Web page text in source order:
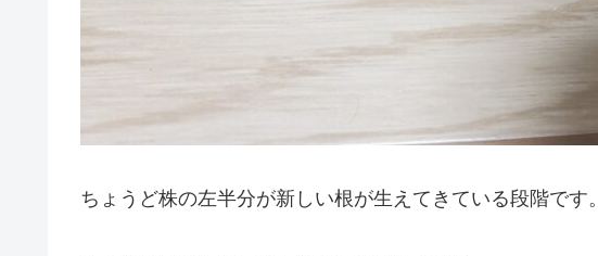
ちょうど株の左半分が新しい根が生えてきている段階です。